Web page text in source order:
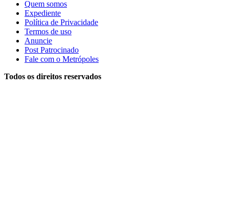
Quem somos
Expediente
Política de Privacidade
Termos de uso
Anuncie
Post Patrocinado
Fale com o Metrópoles
Todos os direitos reservados